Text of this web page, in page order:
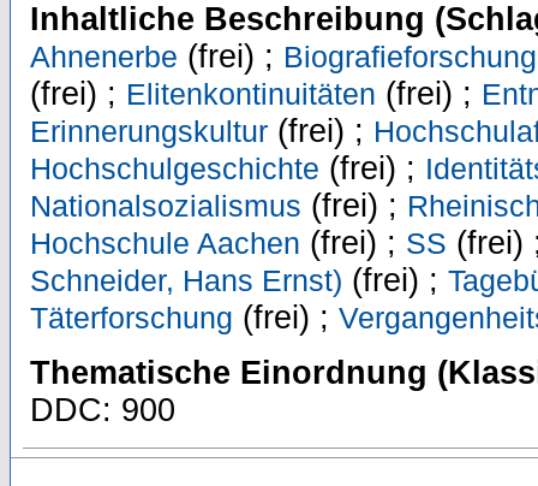
Inhaltliche Beschreibung
Ahnenerbe (frei) ; Biografieforschung
(frei) ; Elitenkontinuitäten (frei) ;
Erinnerungskultur (frei) ;
Hochschulgeschichte (frei) ;
Nationalsozialismus (frei) ;
Hochschule Aachen (frei) ; SS
Schneider, Hans Ernst) (frei) ;
Täterforschung (frei) ;
Thematische Einordnung
DDC: 900